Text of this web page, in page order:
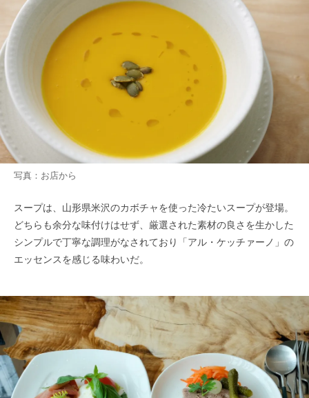
写真：お店から
スープは、山形県米沢のカボチャを使った冷たいスープが登場。
どちらも余分な味付けはせず、厳選された素材の良さを生かした
シンプルで丁寧な調理がなされており「アル・ケッチァーノ」の
エッセンスを感じる味わいだ。